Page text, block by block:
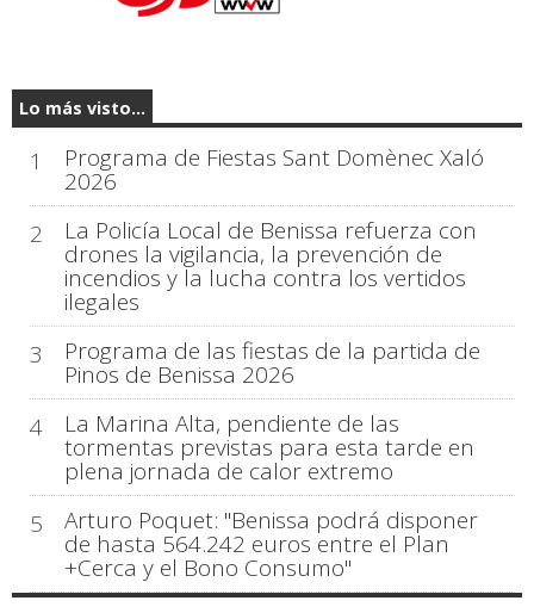
Lo más visto...
1 Programa de Fiestas Sant Domènec Xaló
2026
2
La Policía Local de Benissa refuerza con
drones la vigilancia, la prevención de
incendios y la lucha contra los vertidos
ilegales
3
Programa de las fiestas de la partida de
Pinos de Benissa 2026
4
La Marina Alta, pendiente de las
tormentas previstas para esta tarde en
plena jornada de calor extremo
5
Arturo Poquet: "Benissa podrá disponer
de hasta 564.242 euros entre el Plan
+Cerca y el Bono Consumo"